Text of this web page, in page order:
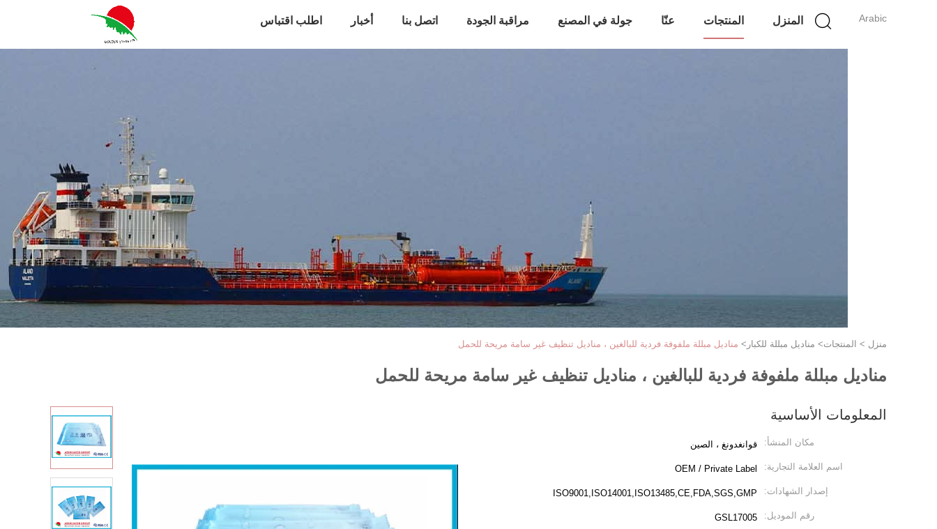
Arabic المنزل المنتجات عنّا جولة في المصنع مراقبة الجودة اتصل بنا أخبار اطلب اقتباس
منزل > المنتجات> مناديل مبللة للكبار > مناديل مبللة ملفوفة فردية للبالغين ، مناديل تنظيف غير سامة مريحة للحمل
مناديل مبللة ملفوفة فردية للبالغين ، مناديل تنظيف غير سامة مريحة للحمل
المعلومات الأساسية
مكان المنشأ: قوانغدونغ ، الصين
اسم العلامة التجارية: OEM / Private Label
إصدار الشهادات: ISO9001,ISO14001,ISO13485,CE,FDA,SGS,GMP
رقم الموديل: GSL17005